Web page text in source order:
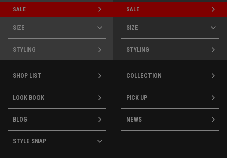
SALE
SIZE
STYLING
SALE
SIZE
STYLING
SHOP LIST COLLECTION
LOOK BOOK PICK UP
BLOG NEWS
STYLE SNAP